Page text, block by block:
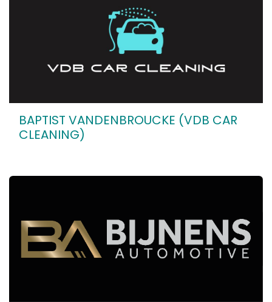
BAPTIST VANDENBROUCKE (VDB CAR
CLEANING)